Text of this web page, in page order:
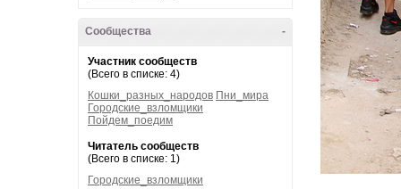
-
Сообщества
Участник сообществ
(Всего в списке: 4)
Кошки_разных_народов Пни_мира
Городские_взломщики
Пойдем_поедим
Читатель сообществ
(Всего в списке: 1)
Городские_взломщики